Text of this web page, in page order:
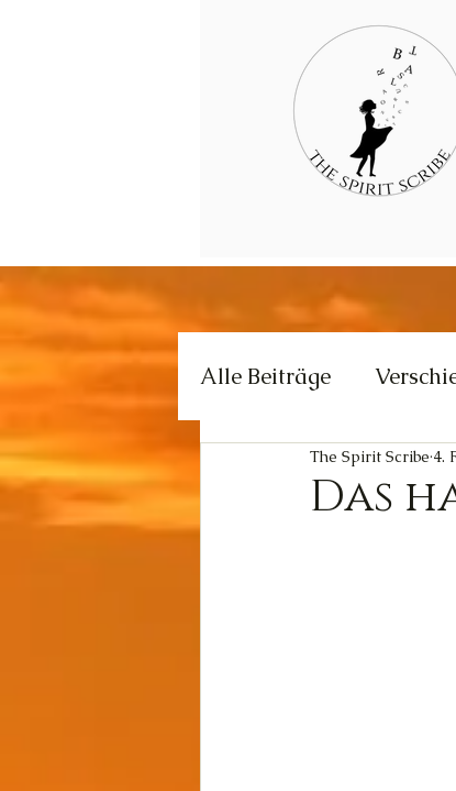
Alle Beiträge
Kommunikation
Das
The Spirit Scribe 4.